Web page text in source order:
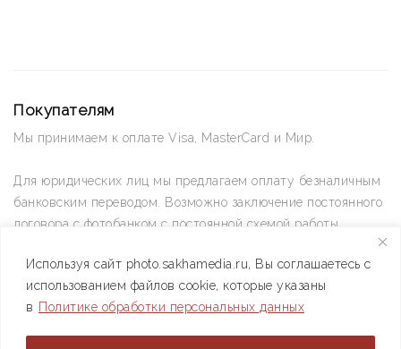
Используя сайт photo.sakhamedia.ru, Вы соглашаетесь с
использованием файлов cookie, которые указаны
в Политике обработки персональных данных
Покупателям
Мы принимаем к оплате Visa, MasterCard и Мир.
Для юридических лиц мы предлагаем оплату безналичным
банковским переводом. Возможно заключение постоянного
договора с фотобанком с постоянной схемой работы.
Позвоните нам по телефону +7(4112) 42-09-42 — и мы
ответим на все ваши вопросы